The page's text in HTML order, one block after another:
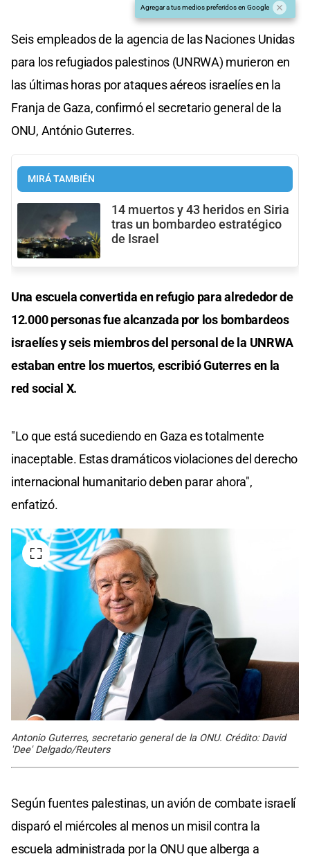
Agregar a tus medios preferidos en Google
Seis empleados de la agencia de las Naciones Unidas
para los refugiados palestinos (UNRWA) murieron en
las últimas horas por ataques aéreos israelíes en la
Franja de Gaza, confirmó el secretario general de la
ONU, António Guterres.
MIRÁ TAMBIÉN
14 muertos y 43 heridos en Siria
tras un bombardeo estratégico
de Israel
Una escuela convertida en refugio para alrededor de
12.000 personas fue alcanzada por los bombardeos
israelíes y seis miembros del personal de la UNRWA
estaban entre los muertos, escribió Guterres en la
red social X.
"Lo que está sucediendo en Gaza es totalmente
inaceptable. Estas dramáticos violaciones del derecho
internacional humanitario deben parar ahora",
enfatizó.
Antonio Guterres, secretario general de la ONU. Crédito: David
'Dee' Delgado/Reuters
Según fuentes palestinas, un avión de combate israelí
disparó el miércoles al menos un misil contra la
escuela administrada por la ONU que alberga a